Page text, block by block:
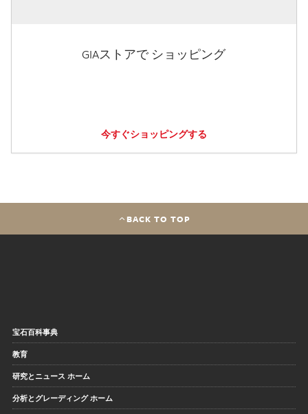
GIAストアで ショッピング
今すぐショッピングする
BACK TO TOP
宝石百科事典
教育
研究とニュース ホーム
分析とグレーディング ホーム